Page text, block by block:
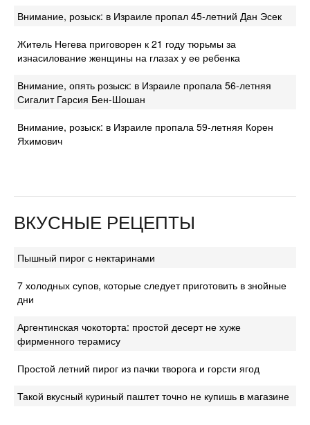
Внимание, розыск: в Израиле пропал 45-летний Дан Эсек
Житель Негева приговорен к 21 году тюрьмы за
изнасилование женщины на глазах у ее ребенка
Внимание, опять розыск: в Израиле пропала 56-летняя
Сигалит Гарсия Бен-Шошан
Внимание, розыск: в Израиле пропала 59-летняя Корен
Яхимович
ВКУСНЫЕ РЕЦЕПТЫ
Пышный пирог с нектаринами
7 холодных супов, которые следует приготовить в знойные
дни
Аргентинская чокоторта: простой десерт не хуже
фирменного терамису
Простой летний пирог из пачки творога и горсти ягод
Такой вкусный куриный паштет точно не купишь в магазине